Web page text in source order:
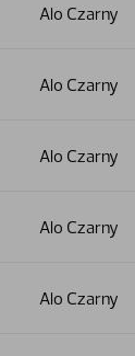
Alo Czarny
Alo Czarny
Alo Czarny
Alo Czarny
Alo Czarny